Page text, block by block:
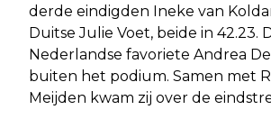
derde eindigden Ineke van
Duitse Julie Voet, beide in 42.23.
Nederlandse favoriete Andrea
buiten het podium. Samen met
Meijden kwam zij over de